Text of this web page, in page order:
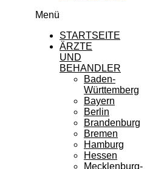
Menü
STARTSEITE
ÄRZTE
UND
BEHANDLER
Baden-
Württemberg
Bayern
Berlin
Brandenburg
Bremen
Hamburg
Hessen
Mecklenburg-